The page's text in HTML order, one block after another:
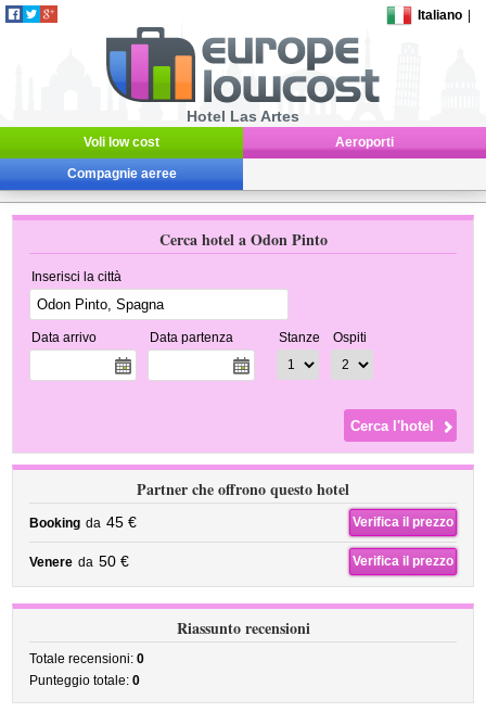
Italiano
Hotel Las Artes
Voli low cost Aeroporti
Compagnie aeree
Cerca hotel a Odon Pinto
Inserisci la città
Data arrivo Data partenza Stanze Ospiti
Partner che offrono questo hotel
Booking da 45 € Verifica il prezzo
Venere da 50 € Verifica il prezzo
Riassunto recensioni
Totale recensioni:0
Punteggio totale:0